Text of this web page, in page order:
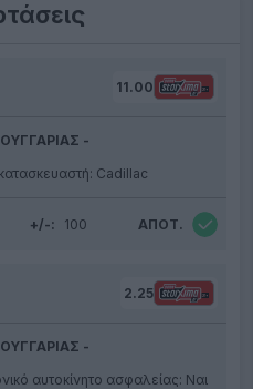
-
Cadillac
11.00
+/-: 100 ΑΠΟΤ.
-
αυτοκίνητο ασφαλείας: Ναι
2.25